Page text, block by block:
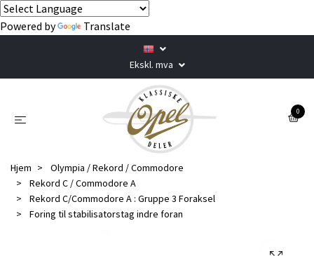
Powered by Translate
Ekskl. mva
0
Hjem
Olympia / Rekord / Commodore
Rekord C / Commodore A
Rekord C/Commodore A : Gruppe 3 Foraksel
Foring til stabilisatorstag indre foran